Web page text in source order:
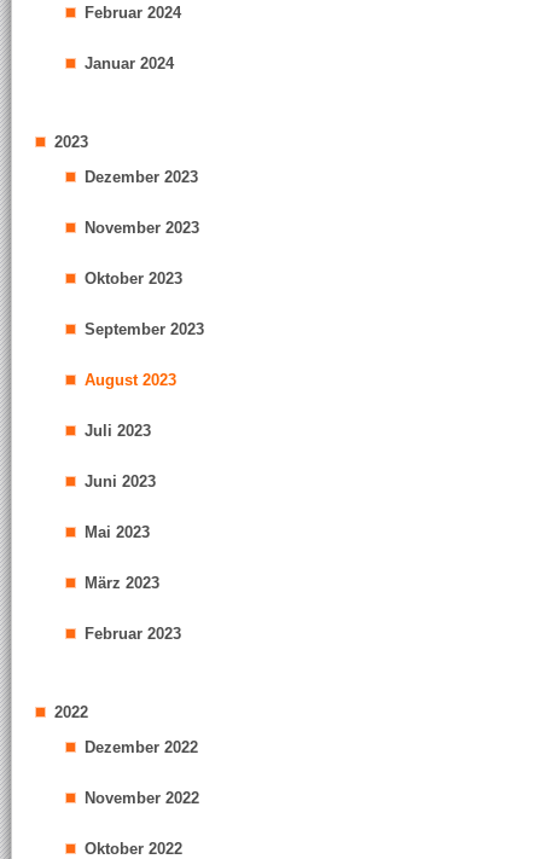
Februar 2024
Januar 2024
2023
Dezember 2023
November 2023
Oktober 2023
September 2023
August 2023
Juli 2023
Juni 2023
Mai 2023
März 2023
Februar 2023
2022
Dezember 2022
November 2022
Oktober 2022